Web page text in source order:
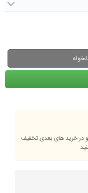
در خرید های بعدی تخفیف